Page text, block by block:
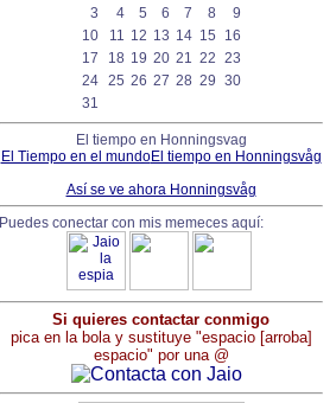
3
4 5 6 7 8
9
10
11 12 13 14 15
16
17
18 19 20 21 22 23
24
25 26 27 28 29 30
31
El tiempo en Honningsvag
El Tiempo en el mundoEl tiempo en Honningsvåg
Así se ve ahora Honningsvåg
Puedes conectar con mis memeces aquí:
Si quieres contactar conmigo
pica en la bola y sustituye "espacio [arroba]
espacio" por una @